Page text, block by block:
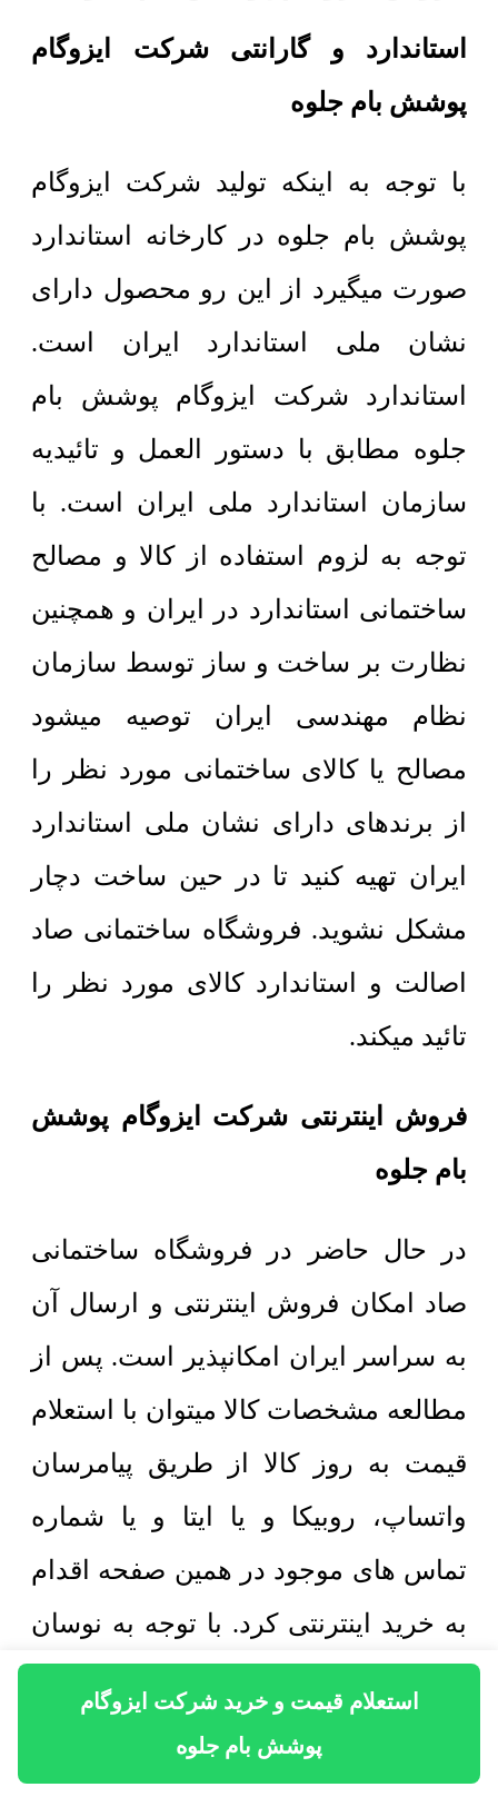
استعلام قیمت و خرید شرکت ایزوگام
پوشش بام جلوه
استاندارد و گارانتی شرکت ایزوگام
پوشش بام جلوه
با توجه به اینکه تولید شرکت ایزوگام
پوشش بام جلوه در کارخانه استاندارد
صورت میگیرد از این رو محصول دارای
نشان ملی استاندارد ایران است.
استاندارد شرکت ایزوگام پوشش بام
جلوه مطابق با دستور العمل و تائیدیه
سازمان استاندارد ملی ایران است. با
توجه به لزوم استفاده از کالا و مصالح
ساختمانی استاندارد در ایران و همچنین
نظارت بر ساخت و ساز توسط سازمان
نظام مهندسی ایران توصیه میشود
مصالح یا کالای ساختمانی مورد نظر را
از برندهای دارای نشان ملی استاندارد
ایران تهیه کنید تا در حین ساخت دچار
مشکل نشوید. فروشگاه ساختمانی صاد
اصالت و استاندارد کالای مورد نظر را
تائید میکند.
فروش اینترنتی شرکت ایزوگام پوشش
بام جلوه
در حال حاضر در فروشگاه ساختمانی
صاد امکان فروش اینترنتی و ارسال آن
به سراسر ایران امکانپذیر است. پس از
مطالعه مشخصات کالا میتوان با استعلام
قیمت به روز کالا از طریق پیامرسان
واتساپ، روبیکا و یا ایتا و یا شماره
تماس های موجود در همین صفحه اقدام
به خرید اینترنتی کرد. با توجه به نوسان
ایران بهتر است پیش از دریافت پیش
فاکتور از قیمت به روز کالا اطمینان